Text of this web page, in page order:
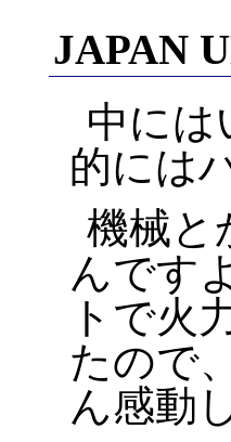
JAPAN
中には
的には
機械と
んです
トで火
たので
ん感動